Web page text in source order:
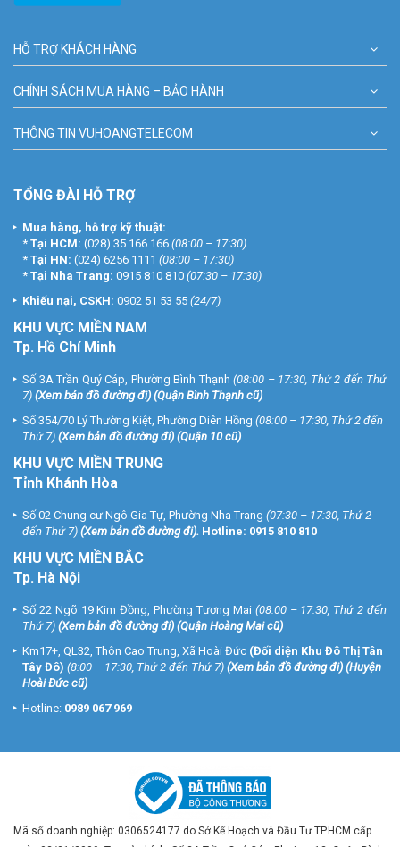
HỖ TRỢ KHÁCH HÀNG
CHÍNH SÁCH MUA HÀNG – BẢO HÀNH
THÔNG TIN VUHOANGTELECOM
TỔNG ĐÀI HỖ TRỢ
Mua hàng, hỗ trợ kỹ thuật:
* Tại HCM: (028) 35 166 166 (08:00 – 17:30)
* Tại HN: (024) 6256 1111 (08:00 – 17:30)
* Tại Nha Trang: 0915 810 810 (07:30 – 17:30)
Khiếu nại, CSKH: 0902 51 53 55 (24/7)
KHU VỰC MIỀN NAM
Tp. Hồ Chí Minh
Số 3A Trần Quý Cáp, Phường Bình Thạnh (08:00 – 17:30, Thứ 2 đến Thứ
7) (Xem bản đồ đường đi) (Quận Bình Thạnh cũ)
Số 354/70 Lý Thường Kiệt, Phường Diên Hồng (08:00 – 17:30, Thứ 2 đến
Thứ 7) (Xem bản đồ đường đi) (Quận 10 cũ)
KHU VỰC MIỀN TRUNG
Tỉnh Khánh Hòa
Số 02 Chung cư Ngô Gia Tự, Phường Nha Trang (07:30 – 17:30, Thứ 2
đến Thứ 7) (Xem bản đồ đường đi). Hotline: 0915 810 810
KHU VỰC MIỀN BẮC
Tp. Hà Nội
Số 22 Ngõ 19 Kim Đồng, Phường Tương Mai (08:00 – 17:30, Thứ 2 đến
Thứ 7) (Xem bản đồ đường đi) (Quận Hoàng Mai cũ)
Km17+, QL32, Thôn Cao Trung, Xã Hoài Đức (Đối diện Khu Đô Thị Tân
Tây Đô) (8:00 – 17:30, Thứ 2 đến Thứ 7) (Xem bản đồ đường đi) (Huyện
Hoài Đức cũ)
Hotline: 0989 067 969
Mã số doanh nghiệp: 0306524177 do Sở Kế Hoạch và Đầu Tư TP.HCM cấp